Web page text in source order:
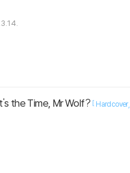
the Time, Mr Wolf? [ Hardcover